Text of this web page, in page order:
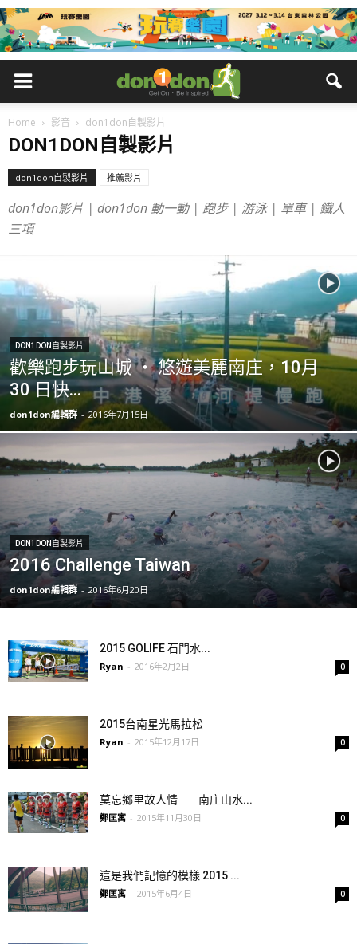
Home 影音 don1don自製影片
DON1DON自製影片
don1don自製影片 推薦影片
don1don影片 | don1don 動一動 | 跑步 | 游泳 | 單車 | 鐵人
三項
DON1DON自製影片
歡樂跑步玩山城 ‧ 悠遊美麗南庄，10月
30 日快...
don1don編輯群 - 2016年7月15日
DON1DON自製影片
2016 Challenge Taiwan
don1don編輯群 - 2016年6月20日
2015 GOLIFE 石門水...
Ryan - 2016年2月2日 0
2015台南星光馬拉松
Ryan - 2015年12月17日 0
莫忘鄉里故人情 ── 南庄山水...
鄭匡寓 - 2015年11月30日 0
這是我們記憶的模樣 2015 ...
鄭匡寓 - 2015年6月4日 0